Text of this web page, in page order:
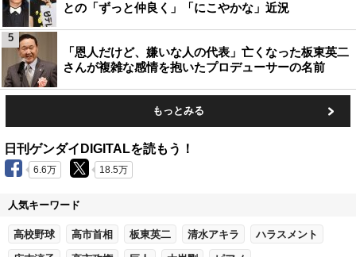
との「ずっと仲良く」「にこやかな」近況
「恩人だけど、嫌いな人の代表」亡くなった板東英二
さんが複雑な感情を抱いたプロデューサーの名前
5
もっとみる
日刊ゲンダイDIGITALを読もう！
6.6万 18.5万
人気キーワード
高校野球 高市首相 板東英二 清水アキラ ハラスメント